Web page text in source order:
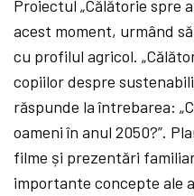
Proiectul „Călătorie spre
acest moment, urmând
cu profilul agricol.
copiilor despre
răspunde la întrebarea:
oameni în anul 2050?”.
filme și prezentări
importante concepte ale